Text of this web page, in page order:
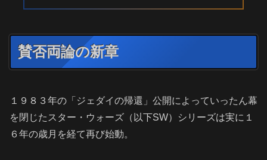
賛否両論の新章
１９８３年の「ジェダイの帰還」公開によっていったん幕
を閉じたスター・ウォーズ（以下SW）シリーズは実に１
６年の歳月を経て再び始動。